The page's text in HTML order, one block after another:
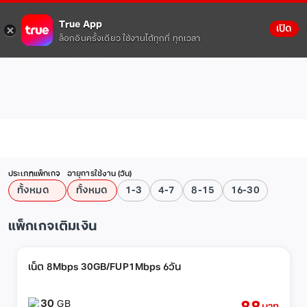
True App
ล็อกอินครั้งเดียว ใช้งานได้ทุกที่ ทุกเวลา
เปิด
ประเภทแพ็กเกจ
ทั้งหมด
อายุการใช้งาน (วัน)
ทั้งหมด 1-3 4-7 8-15 16-30
แพ็กเกจเติมเงิน
เน็ต 8Mbps 30GB/FUP1Mbps 6วัน
30GB